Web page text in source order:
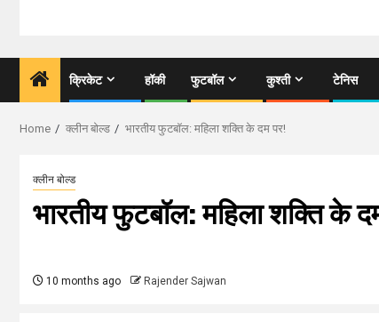
क्रिकेट हॉकी फुटबॉल कुश्ती टेनिस
Home क्लीन बोल्ड भारतीय फुटबॉल: महिला शक्ति के दम पर!
क्लीन बोल्ड
भारतीय फुटबॉल: महिला शक्ति के
10 months ago Rajender Sajwan